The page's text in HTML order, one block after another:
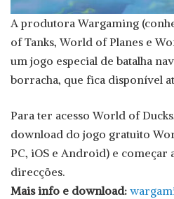
A produtora Wargaming
of Tanks, World of Planes e
um jogo especial de batalha
borracha, que fica disponível
Para ter acesso World of
download do jogo gratuito
PC, iOS e Android) e começar
direcções.
Mais info e download: